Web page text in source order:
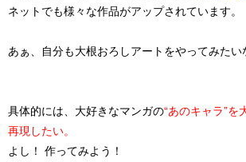
ネットでも様々な作品がアップされています。
あぁ、自分も大根おろしアートをやってみたい
具体的には、大好きなマンガの“あのキャラ”を
再現したい。
よし！ 作ってみよう！